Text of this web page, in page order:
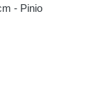
- Pinio